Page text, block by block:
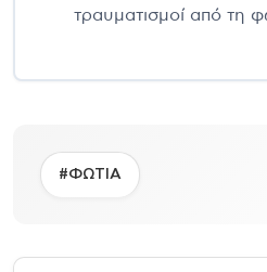
τραυματισμοί από τη
#ΦΩΤΙΑ